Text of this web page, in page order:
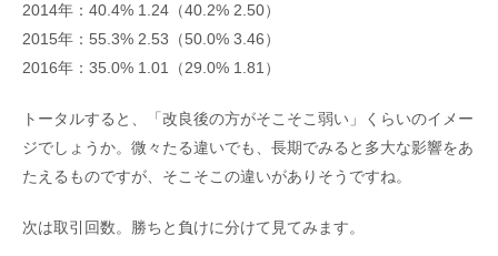
2014年：40.4% 1.24（40.2% 2.50）
2015年：55.3% 2.53（50.0% 3.46）
2016年：35.0% 1.01（29.0% 1.81）
トータルすると、「改良後の方がそこそこ弱い」くらいのイメー
ジでしょうか。微々たる違いでも、長期でみると多大な影響をあ
たえるものですが、そこそこの違いがありそうですね。
次は取引回数。勝ちと負けに分けて見てみます。